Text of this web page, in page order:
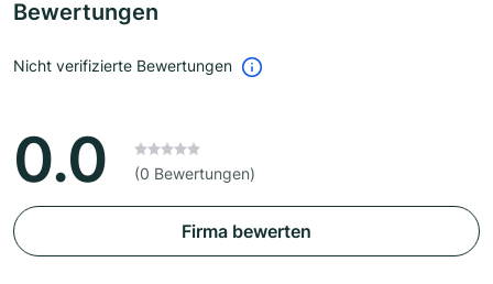
Bewertungen
Nicht verifizierte Bewertungen
0.0 (0 Bewertungen)
Firma bewerten